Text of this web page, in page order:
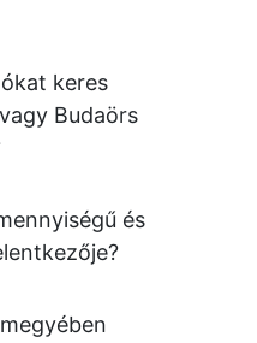
keres
Budaörs
és